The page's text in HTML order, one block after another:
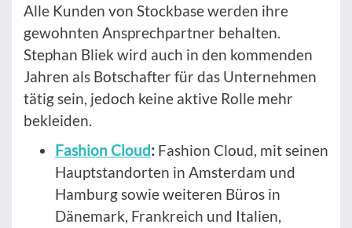
Alle Kunden von Stockbase werden ihre
gewohnten Ansprechpartner behalten.
Stephan Bliek wird auch in den kommenden
Jahren als Botschafter für das Unternehmen
tätig sein, jedoch keine aktive Rolle mehr
bekleiden.
Fashion Cloud: Fashion Cloud, mit seinen
Hauptstandorten in Amsterdam und
Hamburg sowie weiteren Büros in
Dänemark, Frankreich und Italien,